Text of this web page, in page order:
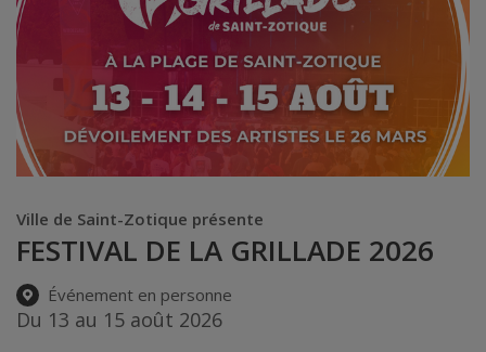
Ville de Saint-Zotique présente
FESTIVAL DE LA GRILLADE 2026
Événement en personne
Du 13 au 15 août 2026